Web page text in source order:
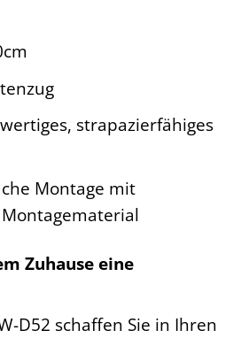
strapazierfähiges
Montage mit
Zuhause eine
D52 schaffen Sie in Ihren